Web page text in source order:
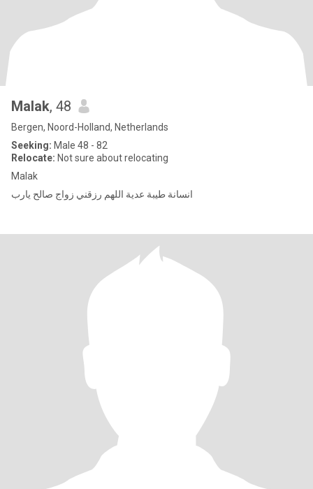
Malak, 48
Bergen, Noord-Holland, Netherlands
Seeking: Male 48 - 82
Relocate: Not sure about relocating
Malak
انسانة طيبة عدية اللهم رزقني زواج صالح يارب